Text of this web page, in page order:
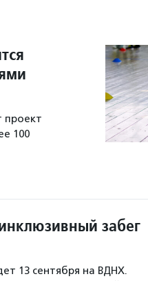
проект
100
забег
13 сентября на ВДНХ.